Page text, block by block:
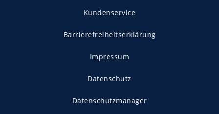
Kundenservice
Barrierefreiheitserklärung
Impressum
Datenschutz
Datenschutzmanager